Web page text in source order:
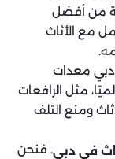
من أفضل
مع الأثاث
دبي معدات
مثل الرافعات
ومنع التلف
في دبي. فنحن